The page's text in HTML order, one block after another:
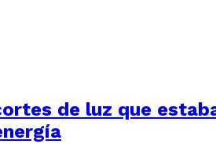
de luz que